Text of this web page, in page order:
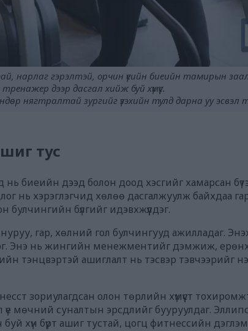
нарлаг гэрэлтэй, орчин үеийн биеийн тамирын
тренажер дээр дасгал хийж буй хүмүүс.
нягтралтай зургийг үзэхийн тулд дарна уу эсвэл
тус
биеийн дээд болон доод хэсгийг хамарсан
нь хэрэглэгчид хөлөө дасгалжуулж байхдаа
бүлгийг идэвхжүүлдэг.
гар, хөлний гол булчингууд ажилладаг.
Энэ нь жингийн менежментийг дэмжиж,
тэнцвэртэй ашиглалт нь тэсвэр тэвчээрийг
зориулагдсан олон төрлийн хүмүүст
мөчний суналтын эрсдлийг бууруулдаг.
буй хүн бүрт ашиг тустай, цогц фитнессийн